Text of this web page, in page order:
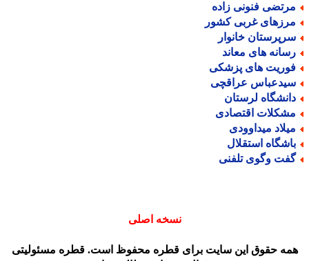
فنونی زاده
غربی کشور
خانوار
های معاند
های پزشکی
عراقچی
لرستان
اقتصادی
میداوودی
استقلال
وگوی تلفنی
نسخه اصلی
حقوق این سایت برای قطره محفوظ است. قطره مسئولیتی